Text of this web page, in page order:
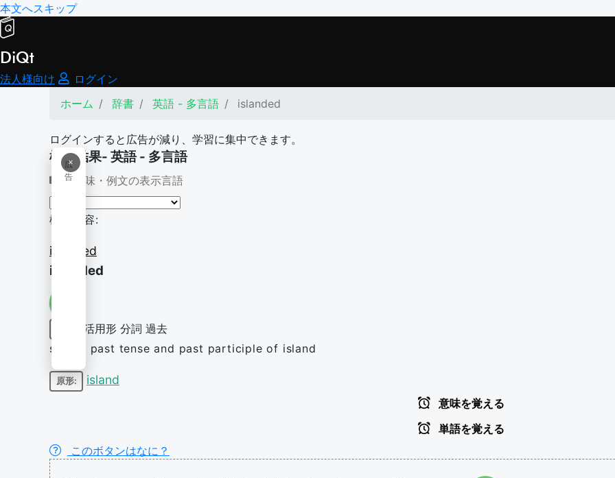
本文へスキップ
DiQt
法人様向け
ログイン
ホーム
辞書 英語 - 多言語 islanded
ログインすると広告が減り、学習に集中できます。
×
広
告
検索結果- 英語 - 多言語
意味・例文の表示言語
検索内容:
islanded
islanded
活用形 分詞 過去
simple past tense and past participle of island
原形: island
意味を覚える
単語を覚える
このボタンはなに？